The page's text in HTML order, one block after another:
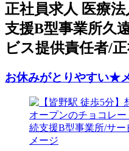
正社員求人 医療
支援B型事業所久
ビス提供責任者/
お休みがとりやすい★